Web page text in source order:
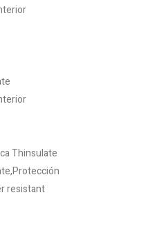
Thinsulate
resistant